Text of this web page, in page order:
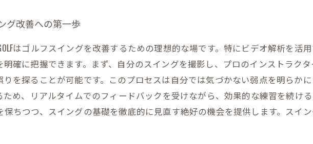
グ改善への第一歩
はゴルフスイングを改善するための理想的な場です。特にビデオ解析を活
確に把握できます。まず、自分のスイングを撮影し、プロのインストラク
を探ることが可能です。このプロセスは自分では気づかない弱点を明らか
るため、リアルタイムでのフィードバックを受けながら、効果的な練習を続け
ちつつ、スイングの基礎を徹底的に見直す絶好の機会を提供します。スイ